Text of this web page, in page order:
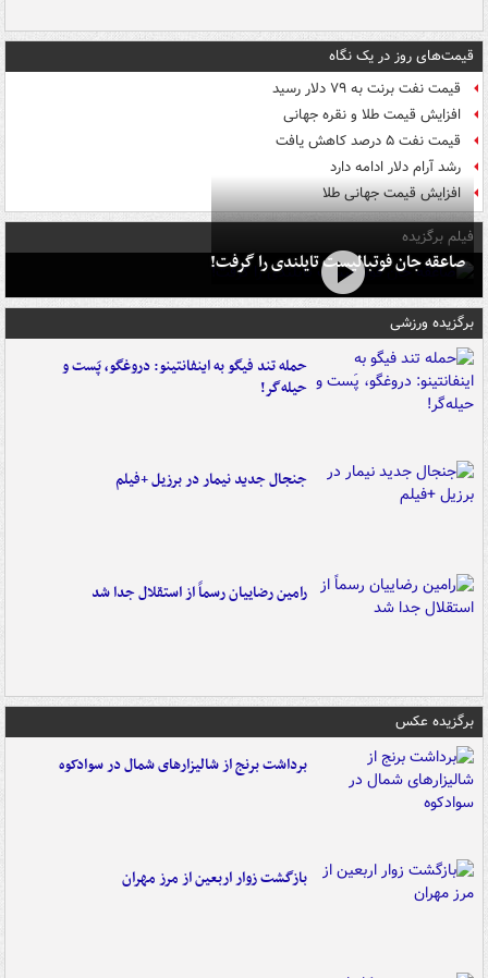
قیمت‌های روز در یک نگاه
قیمت نفت برنت به ۷۹ دلار رسید
افزایش قیمت طلا و نقره جهانی
قیمت نفت ۵ درصد کاهش یافت
رشد آرام دلار ادامه دارد
افزایش قیمت جهانی طلا
فیلم برگزیده
صاعقه جان فوتبالیست تایلندی را گرفت!
برگزیده ورزشی
حمله تند فیگو به اینفانتینو: دروغگو، پَست‌ و
حیله‌گر!
جنجال جدید نیمار در برزیل +فیلم
رامین رضاییان رسماً از استقلال جدا شد
برگزیده عکس
برداشت برنج از شالیزارهای شمال در سوادکوه
بازگشت زوار اربعین از مرز مهران